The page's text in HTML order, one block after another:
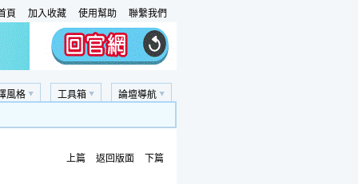
頁 加入收藏 使用幫助 聯繫我們
論壇導航
工具箱
風格
上篇 返回版面 下篇